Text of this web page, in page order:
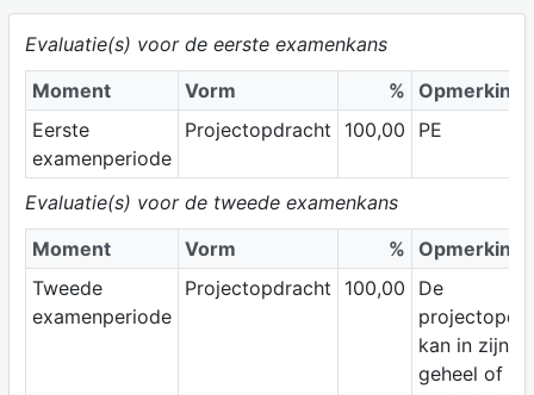
Evaluatie(s) voor de eerste examenkans
Moment
Vorm % Opmerking
Eerste
examenperiode
Projectopdracht 100,00 PE
Evaluatie(s) voor de tweede examenkans
Moment
Vorm % Opmerking
Tweede
examenperiode
Projectopdracht 100,00
De
kan in zijn
geheel of